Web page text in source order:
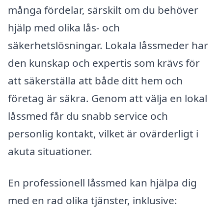
många fördelar, särskilt om du behöver
hjälp med olika lås- och
säkerhetslösningar. Lokala låssmeder har
den kunskap och expertis som krävs för
att säkerställa att både ditt hem och
företag är säkra. Genom att välja en lokal
låssmed får du snabb service och
personlig kontakt, vilket är ovärderligt i
akuta situationer.
En professionell låssmed kan hjälpa dig
med en rad olika tjänster, inklusive: